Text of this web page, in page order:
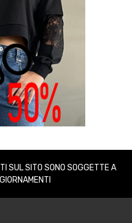
SUL SITO SONO SOGGETTE A